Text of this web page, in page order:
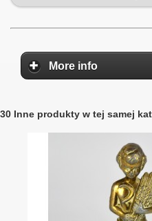
More info
30 Inne produkty w tej samej